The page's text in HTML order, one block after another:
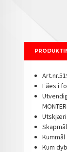
Fåes i
Kummål
Kum